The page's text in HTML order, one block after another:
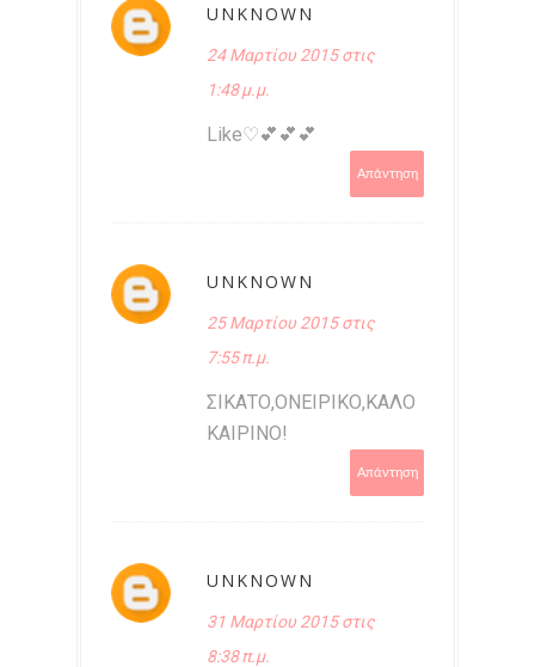
UNKNOWN
24 Μαρτίου 2015 στις
1:48 μ.μ.
Like♡💕💕💕
Απάντηση
UNKNOWN
25 Μαρτίου 2015 στις
7:55 π.μ.
ΣΙΚΑΤΟ,ΟΝΕΙΡΙΚΟ,ΚΑΛΟ
ΚΑΙΡΙΝΟ!
Απάντηση
UNKNOWN
31 Μαρτίου 2015 στις
8:38 π.μ.